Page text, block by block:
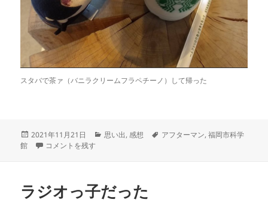
スタバで茶ァ（バニラクリームフラペチーノ）して帰った
投
稿
2021年11月21日
カ
思い出,感想
タ
アフターマン,福岡市科学
館
人類絶滅後の生物図鑑を見てきた に
コメントを残す
ラジオっ子だった